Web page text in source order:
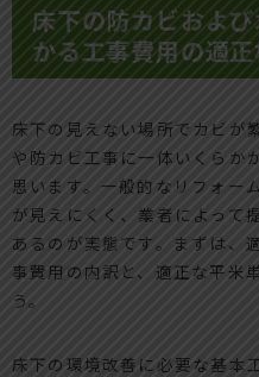
床下の防カビおよ
かる工事費用の適
床下の見えない場所でカビが
や防カビ工事に一体いくらか
思います。一般的なリフォー
が見えにくく、業者によって
あるのが実態です。まずは、
事費用の内訳と、適正な平米
う。
床下の環境改善に必要な基本